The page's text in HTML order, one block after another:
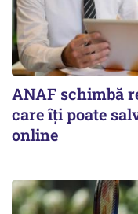
ANAF schimbă
care îți poate
online